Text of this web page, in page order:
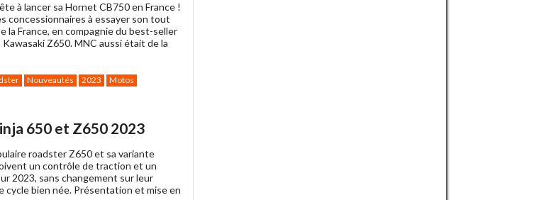
à lancer sa Hornet CB750 en France !
concessionnaires à essayer son tout
la France, en compagnie du best-seller
Z650. MNC aussi était de la
Nouveautés 2023
Motos
650 et Z650 2023
roadster Z650 et sa variante
un contrôle de traction et un
2023, sans changement sur leur
cycle bien née. Présentation et mise en